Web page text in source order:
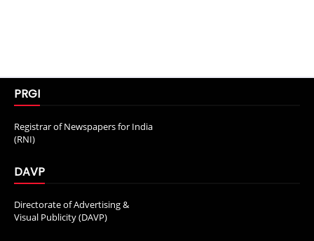
PRGI
Registrar of Newspapers for India
(RNI)
DAVP
Directorate of Advertising &
Visual Publicity (DAVP)